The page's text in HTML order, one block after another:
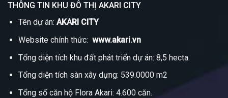
THÔNG TIN KHU ĐÔ THỊ AKARI CITY
Tên dự án: AKARI CITY
Website chính thức: www.akari.vn
Tổng diện tích khu đất phát triển dự án: 8,5 hecta.
Tổng diện tích sàn xây dựng: 539.0000 m2
Tổng số căn hộ Flora Akari: 4.600 căn.